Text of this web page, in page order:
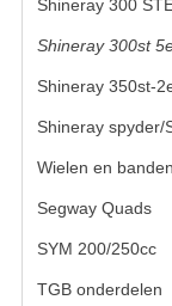
Shineray 300
Shineray 300st
Shineray 350st-
Shineray spyder/
Wielen en banden
Segway Quads(6)
SYM 200/250cc
TGB onderdelen